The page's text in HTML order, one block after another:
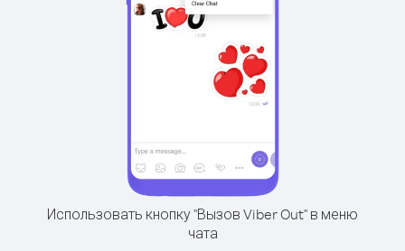
Использовать кнопку "Вызов Viber Out" в меню
чата